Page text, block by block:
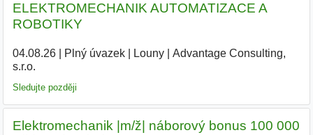
ELEKTROMECHANIK AUTOMATIZACE A
ROBOTIKY
04.08.26| Plný úvazek| Louny|
Advantage Consulting,
s.r.o.
Sledujte později
Elektromechanik |m/ž| náborový bonus 100 000